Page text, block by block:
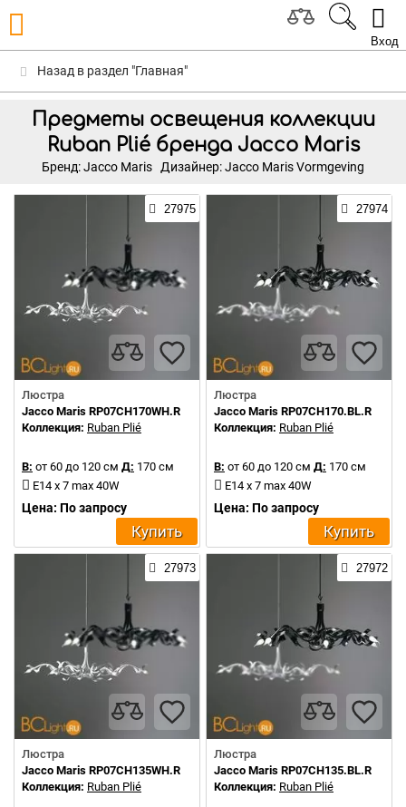
Вход
Назад в раздел "Главная"
Предметы освещения коллекции
Ruban Plié бренда Jacco Maris
Бренд: Jacco Maris Дизайнер: Jacco Maris Vormgeving
27975
Люстра
Jacco Maris RP07CH170WH.R
Коллекция: Ruban Plié
В: от 60 до 120 см Д: 170 см
E14 x 7 max 40W
Цена: По запросу
Купить
27974
Люстра
Jacco Maris RP07CH170.BL.R
Коллекция: Ruban Plié
В: от 60 до 120 см Д: 170 см
E14 x 7 max 40W
Цена: По запросу
Купить
27973
Люстра
Jacco Maris RP07CH135WH.R
Коллекция: Ruban Plié
27972
Люстра
Jacco Maris RP07CH135.BL.R
Коллекция: Ruban Plié